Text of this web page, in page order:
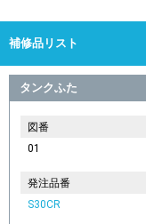
補修品リスト
タンクふた
図番
01
発注品番
S30CR